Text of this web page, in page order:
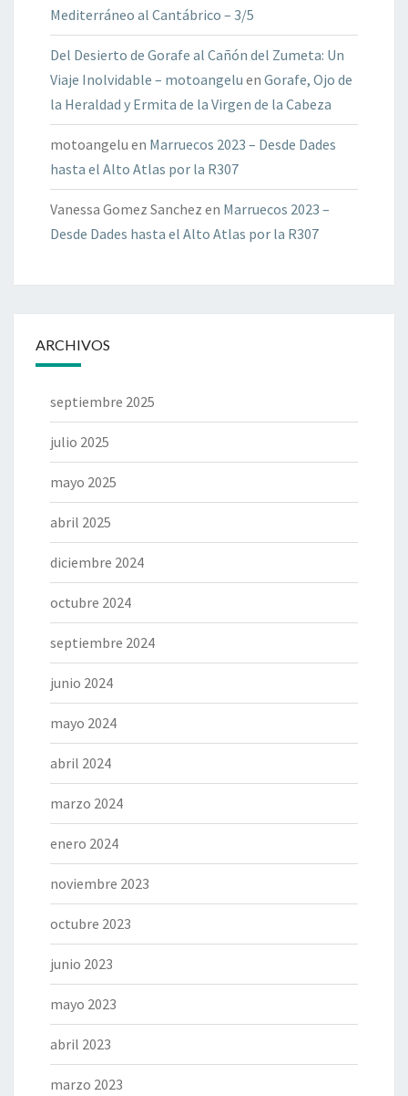
Mediterráneo al Cantábrico – 3/5
Del Desierto de Gorafe al Cañón del Zumeta: Un
Viaje Inolvidable – motoangelu en Gorafe, Ojo de
la Heraldad y Ermita de la Virgen de la Cabeza
motoangelu en Marruecos 2023 – Desde Dades
hasta el Alto Atlas por la R307
Vanessa Gomez Sanchez en Marruecos 2023 –
Desde Dades hasta el Alto Atlas por la R307
ARCHIVOS
septiembre 2025
julio 2025
mayo 2025
abril 2025
diciembre 2024
octubre 2024
septiembre 2024
junio 2024
mayo 2024
abril 2024
marzo 2024
enero 2024
noviembre 2023
octubre 2023
junio 2023
mayo 2023
abril 2023
marzo 2023